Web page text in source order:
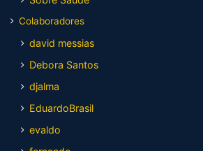
Colaboradores
david messias
Debora Santos
djalma
EduardoBrasil
evaldo